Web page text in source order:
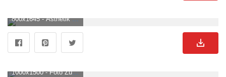
800x1645 - Ästhetik Des Königs Der Löwen Wallpaper KOSTENLOS. Löwen Hintergrundbild für Handy.
1000x1500 - Foto Zum Thema Ein Schwarz Weiß Foto Eines Löwen. Löwen Hintergrundbild.